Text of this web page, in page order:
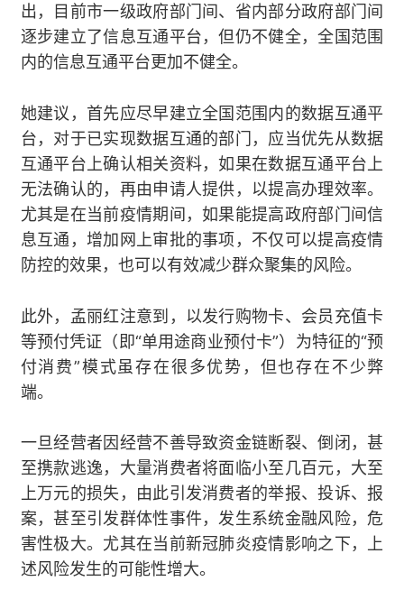
出，目前市一级政府部门间、省内部分政府部门间
逐步建立了信息互通平台，但仍不健全，全国范围
内的信息互通平台更加不健全。
她建议，首先应尽早建立全国范围内的数据互通平
台，对于已实现数据互通的部门，应当优先从数据
互通平台上确认相关资料，如果在数据互通平台上
无法确认的，再由申请人提供，以提高办理效率。
尤其是在当前疫情期间，如果能提高政府部门间信
息互通，增加网上审批的事项，不仅可以提高疫情
防控的效果，也可以有效减少群众聚集的风险。
此外，孟丽红注意到，以发行购物卡、会员充值卡
等预付凭证（即“单用途商业预付卡”）为特征的“预
付消费”模式虽存在很多优势，但也存在不少弊
端。
一旦经营者因经营不善导致资金链断裂、倒闭，甚
至携款逃逸，大量消费者将面临小至几百元，大至
上万元的损失，由此引发消费者的举报、投诉、报
案，甚至引发群体性事件，发生系统金融风险，危
害性极大。尤其在当前新冠肺炎疫情影响之下，上
述风险发生的可能性增大。